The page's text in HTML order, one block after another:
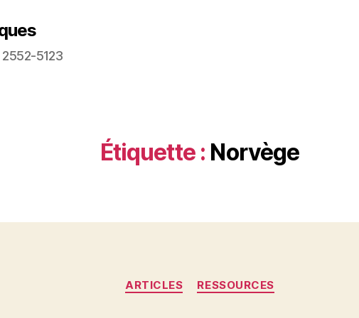
5123
Étiquette : Norvège
Catégories
ARTICLES RESSOURCES